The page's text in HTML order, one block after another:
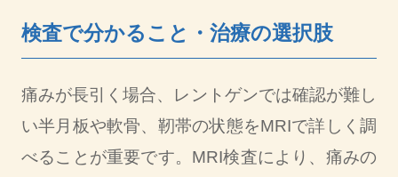
検査で分かること・治療の選択肢
痛みが長引く場合、レントゲンでは確認が難し
い半月板や軟骨、靭帯の状態をMRIで詳しく調
べることが重要です。MRI検査により、痛みの